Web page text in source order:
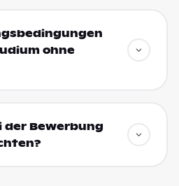
ohne
der Bewerbung